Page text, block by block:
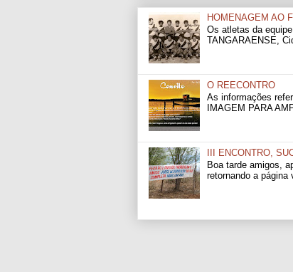
HOMENAGEM AO
Os atletas da
TANGARAENSE,
O REECONTRO
As informações
IMAGEM PARA
III ENCONTRO,
Boa tarde amigos,
retornando a